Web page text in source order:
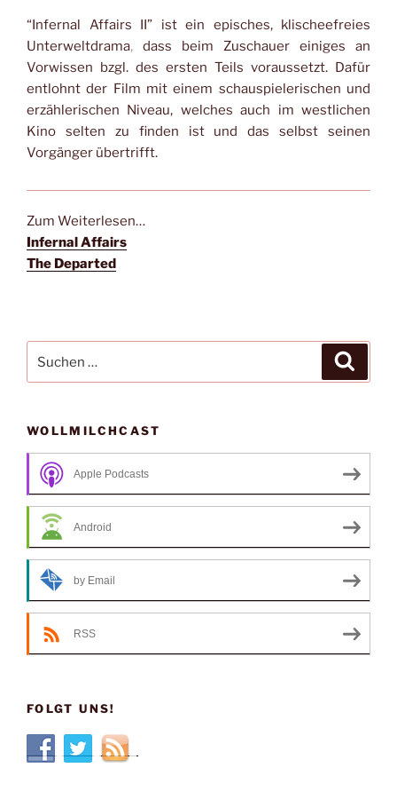
“Infernal Affairs II” ist ein episches, klischeefreies
Unterweltdrama, dass beim Zuschauer einiges an
Vorwissen bzgl. des ersten Teils voraussetzt. Dafür
entlohnt der Film mit einem schauspielerischen und
erzählerischen Niveau, welches auch im westlichen
Kino selten zu finden ist und das selbst seinen
Vorgänger übertrifft.
Zum Weiterlesen…
Infernal Affairs
The Departed
nach:
WOLLMILCHCAST
Apple Podcasts
Android
by Email
RSS
FOLGT UNS!